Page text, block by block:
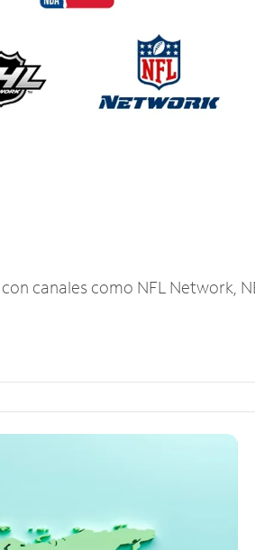
canales como NFL Network,